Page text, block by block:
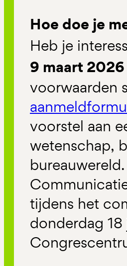
Hoe doe je
Heb je
9 maart
voorwaarden
voorstel aan
wetenschap,
tijdens het
donderdag